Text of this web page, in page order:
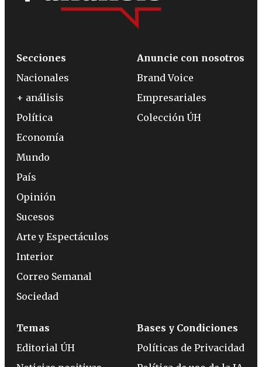
Secciones
Nacionales
+ análisis
Política
Economía
Mundo
País
Opinión
Sucesos
Arte y Espectáculos
Interior
Correo Semanal
Sociedad
Anuncie con nosotros
Brand Voice
Empresariales
Colección ÚH
Temas
Editorial ÚH
Bases y Condiciones
Políticas de Privacidad